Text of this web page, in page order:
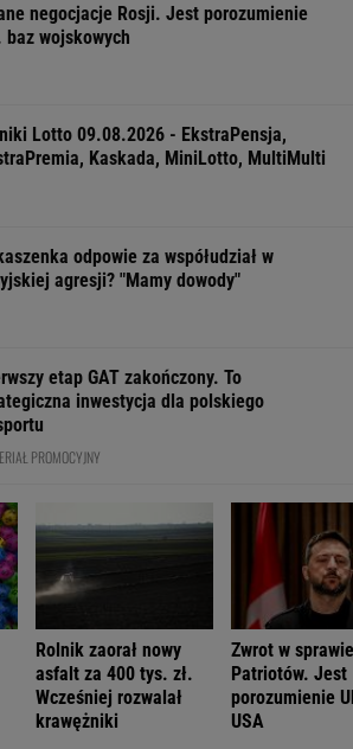
negocjacje Rosji. Jest porozumienie
baz wojskowych
Lotto 09.08.2026 - EkstraPensja,
Kaskada, MiniLotto, MultiMulti
odpowie za współudział w
agresji? "Mamy dowody"
etap GAT zakończony. To
inwestycja dla polskiego
PROMOCYJNY
Rolnik zaorał nowy
asfalt za 400 tys. zł.
Wcześniej rozwalał
krawężniki
Zwrot w sprawie
Patriotów. Jest
porozumienie
USA